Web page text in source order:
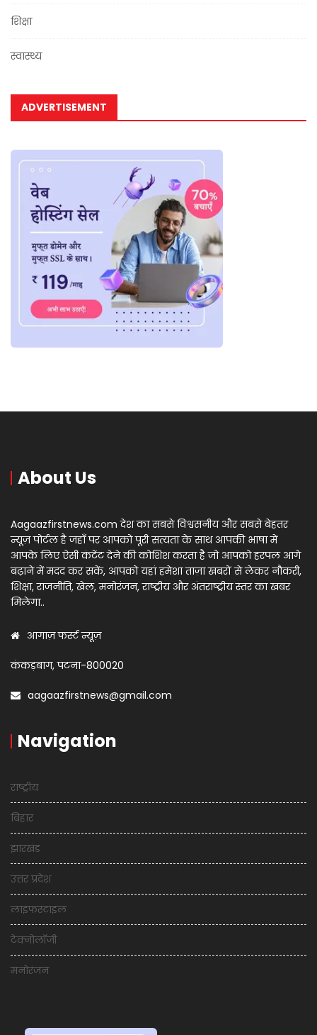
शिक्षा
स्वास्थ्य
ADVERTISEMENT
About Us
Aagaazfirstnews.com देश का सबसे विश्वसनीय और सबसे बेहतर
न्यूज़ पोर्टल है जहाँ पर आपको पूरी सत्यता के साथ आपकी भाषा में
आपके लिए ऐसी कंटेंट देने की कोशिश करता है जो आपको हरपल आगे
बढ़ाने में मदद कर सकें, आपको यहां हमेशा ताज़ा खबरों से लेकर नौकरी,
शिक्षा, राजनीति, खेल, मनोरंजन, राष्ट्रीय और अंतराष्ट्रीय स्तर का खबर
मिलेगा..
आगाज़ फर्स्ट न्यूज़
कंकड़बाग, पटना-800020
aagaazfirstnews@gmail.com
Navigation
राष्ट्रीय
बिहार
झारखंड
उत्तर प्रदेश
लाइफस्टाइल
टेक्नोलॉजी
मनोरंजन